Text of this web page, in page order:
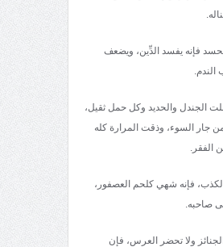
فإنه يفسد الدِّين، ويضعف
الندم.
الجندل والحديد وكل حمل ثقيل،
جار السوء، وذقت المرارة كله
الفقر.
فإنه شهي كلحم العصفور،
صاحبه.
ولا تحضر العرس، فإن